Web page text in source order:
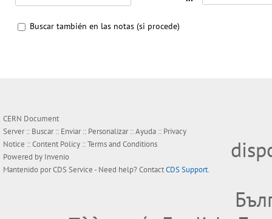
Buscar también en las notas (si procede)
CERN Document
Server :: Buscar:: Enviar:: Personalizar::Ayuda :: Privacy
Notice ::Content Policy ::Terms and Conditions
Powered by Invenio
Mantenido porCDS Service- Need help? ContactCDS Support.